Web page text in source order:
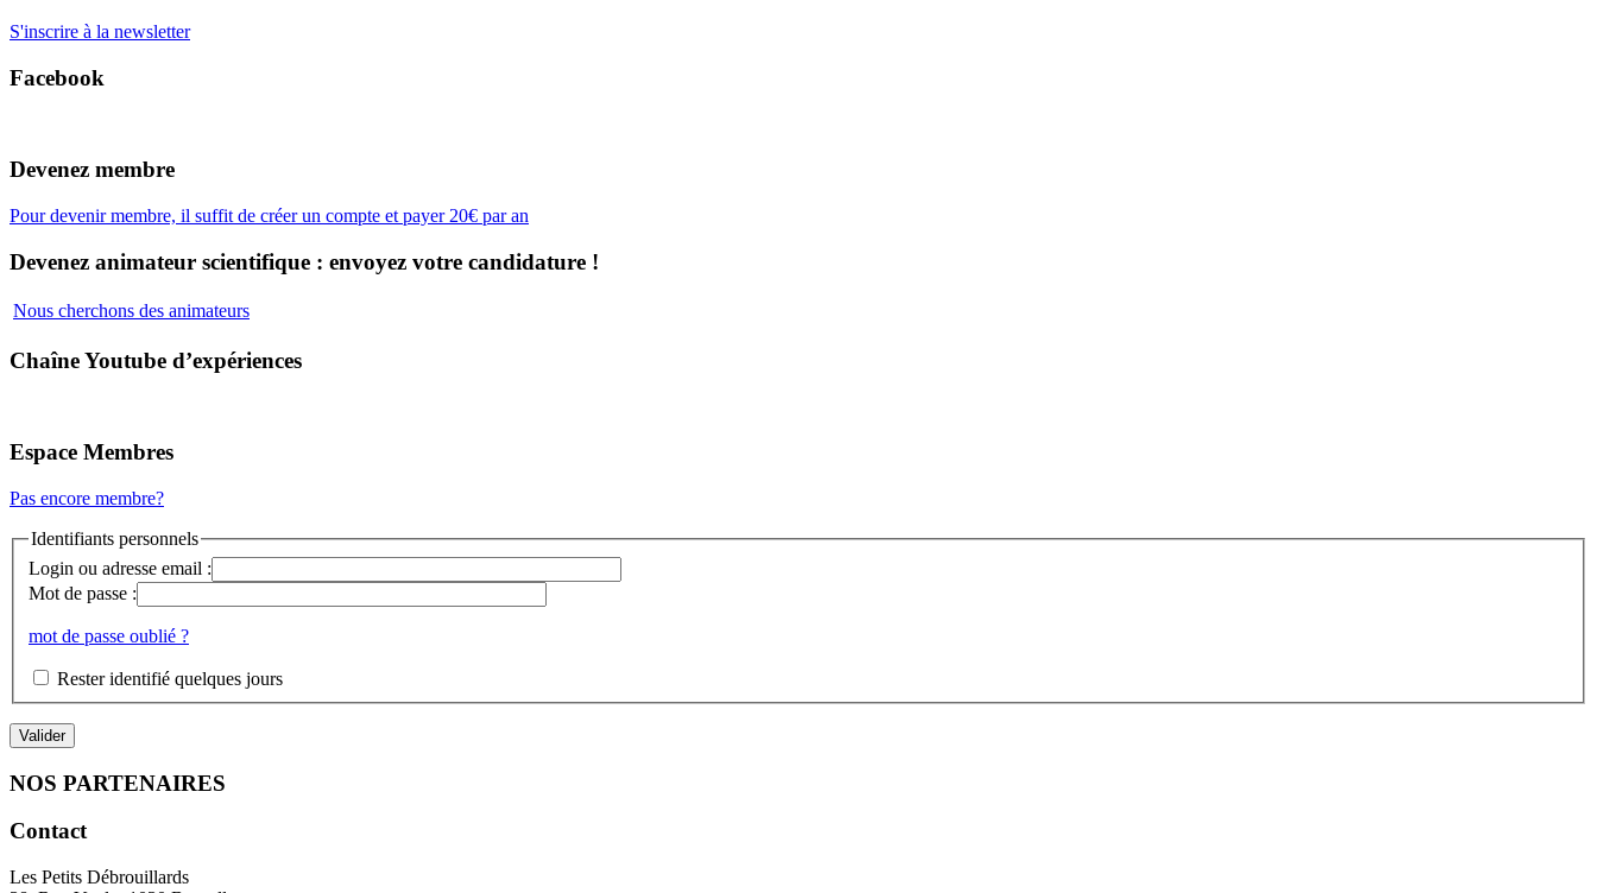
S'inscrire à la newsletter
Facebook
Devenez membre
Pour devenir membre, il suffit de créer un compte et payer 20€ par an
Devenez animateur scientifique : envoyez votre candidature !
Nous cherchons des animateurs
Chaîne Youtube d’expériences
Espace Membres
Pas encore membre?
Identifiants personnels
Login ou adresse email :
Mot de passe :
mot de passe oublié ?
Rester identifié quelques jours
NOS PARTENAIRES
Contact
Les Petits Débrouillards